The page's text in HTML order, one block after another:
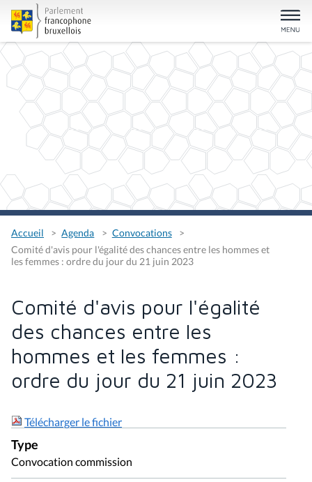
Accueil Agenda
Convocations
Comité d'avis pour l'égalité des chances entre les hommes et
les femmes : ordre du jour du 21 juin 2023
Comité d'avis pour l'égalité
des chances entre les
hommes et les femmes :
ordre du jour du 21 juin 2023
Télécharger le fichier
Type
Convocation commission